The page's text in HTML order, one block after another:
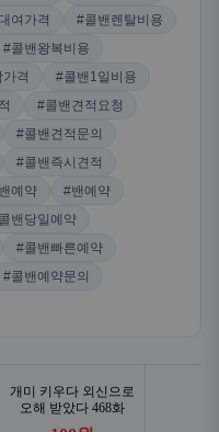
여가격
#콜밴렌탈비용
#콜밴왕복비용
격
#콜밴1일비용
#콜밴견적요청
#콜밴견적문의
#콜밴즉시견적
예약
#밴예약
밴당일예약
#콜밴빠른예약
#콜밴예약문의